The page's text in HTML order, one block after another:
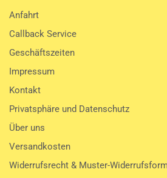
Anfahrt
Callback Service
Geschäftszeiten
Impressum
Kontakt
Privatsphäre und Datenschutz
Über uns
Versandkosten
Widerrufsrecht & Muster-